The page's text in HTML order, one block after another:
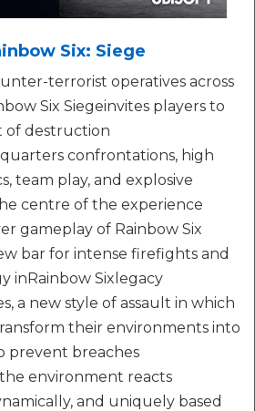
Six: Siege
terrorist operatives across
Six Siegeinvites players to
of destruction
confrontations, high
team play, and explosive
centre of the experience
gameplay of Rainbow Six
bar for intense firefights and
inRainbow Sixlegacy
a new style of assault in which
their environments into
prevent breaches
environment reacts
and uniquely based